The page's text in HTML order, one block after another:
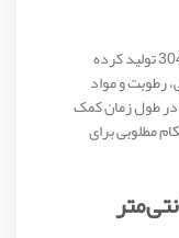
اخوان بدنه این محصول را از استیل ضدزنگ 304 تولید کرده
رطوبت و مواد
در طول زمان کمک
مطلوبی برای